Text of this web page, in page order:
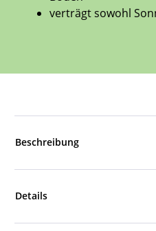
verträgt sowohl
Beschreibung
Details